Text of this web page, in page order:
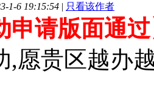
1-6 19:15:54 | 只看该作者
申请版面通
,愿贵区越办